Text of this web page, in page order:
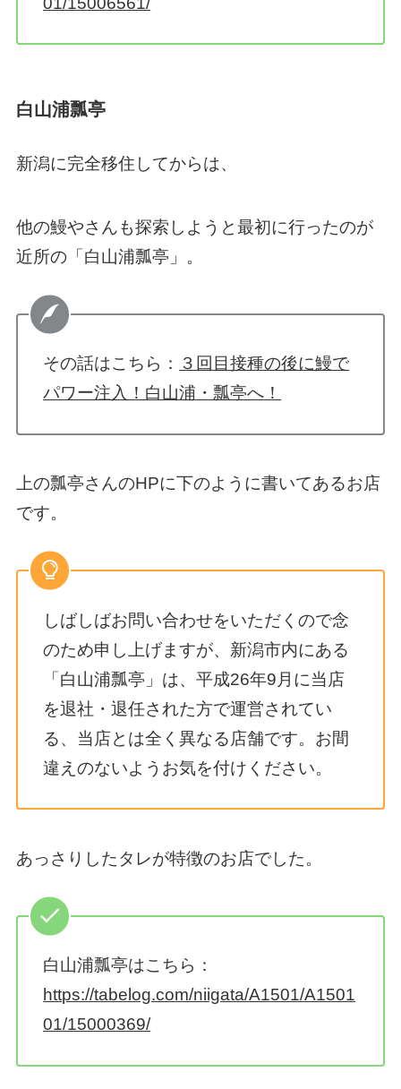
白山浦瓢亭
新潟に完全移住してからは、
他の鰻やさんも探索しようと最初に行ったのが
近所の「白山浦瓢亭」。
その話はこちら： ３回目接種の後に鰻で
パワー注入！白山浦・瓢亭へ！
上の瓢亭さんのHPに下のように書いてあるお店
です。
しばしばお問い合わせをいただくので念
のため申し上げますが、新潟市内にある
「白山浦瓢亭」は、平成26年9月に当店
を退社・退任された方で運営されてい
る、当店とは全く異なる店舗です。お間
違えのないようお気を付けください。
あっさりしたタレが特徴のお店でした。
白山浦瓢亭はこちら：
https://tabelog.com/niigata/A1501/A1501
01/15000369/